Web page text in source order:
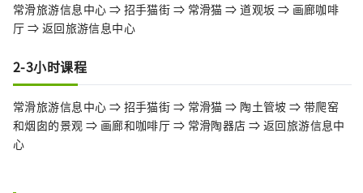
常滑旅游信息中心 ⇒ 招手猫街 ⇒ 常滑猫 ⇒ 道观坂 ⇒ 画廊咖啡
厅 ⇒ 返回旅游信息中心
2-3小时课程
常滑旅游信息中心 ⇒ 招手猫街 ⇒ 常滑猫 ⇒ 陶土管坡 ⇒ 带爬窑
和烟囱的景观 ⇒ 画廊和咖啡厅 ⇒ 常滑陶器店 ⇒ 返回旅游信息中
心